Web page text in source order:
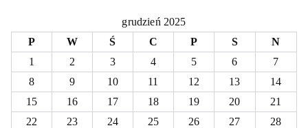
grudzień 2025
P
W Ś C P S
N
1
2 3 4 5 6
7
8
9 10 11 12 13
14
15
16 17 18 19 20
21
22
23 24 25 26 27
28